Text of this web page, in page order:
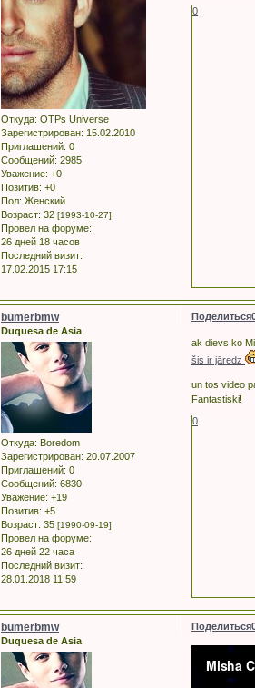
Откуда: OTPs Universe
Зарегистрирован: 15.02.2010
Приглашений: 0
Сообщений: 2985
Уважение: +0
Позитив: +0
Пол: Женский
Возраст: 32 [1993-10-27]
Провел на форуме:
26 дней 18 часов
Последний визит:
17.02.2015 17:15
0
Поделиться
bumerbmw
Duquesa de Asia
Откуда: Boredom
Зарегистрирован: 20.07.2007
Приглашений: 0
Сообщений: 6830
Уважение: +19
Позитив: +5
Возраст: 35 [1990-09-19]
Провел на форуме:
26 дней 22 часа
Последний визит:
28.01.2018 11:59
ak dievs ko
šis ir jāredz
un tos video
Fantastiski!
0
Поделиться
bumerbmw
Duquesa de Asia